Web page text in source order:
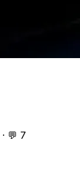
· 💬 7